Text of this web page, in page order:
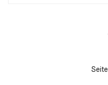
Seite